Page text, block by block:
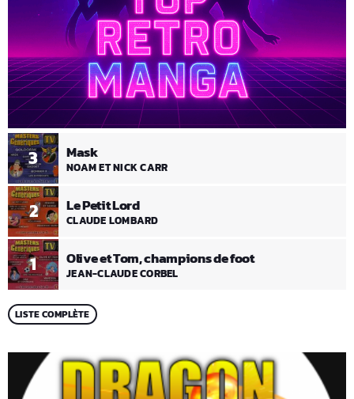
1 Olive et Tom, champions de foot
JEAN-CLAUDE CORBEL
2 Le Petit Lord
CLAUDE LOMBARD
3 Mask
NOAM ET NICK CARR
LISTE COMPLÈTE